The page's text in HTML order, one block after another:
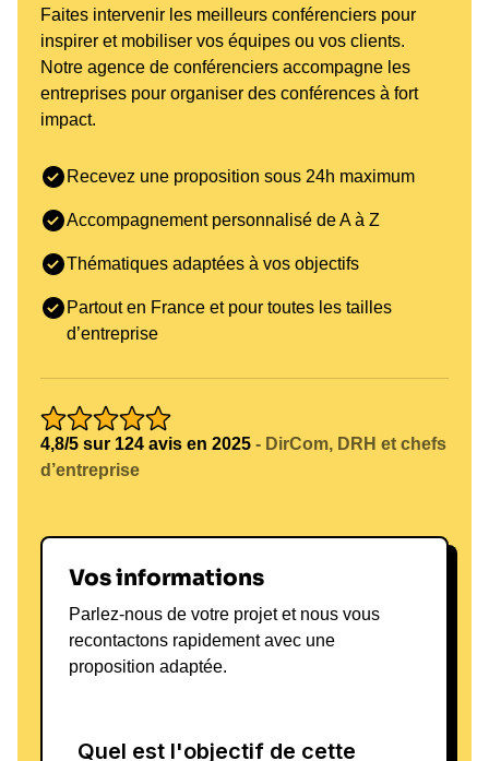
Faites intervenir les meilleurs conférenciers pour
inspirer et mobiliser vos équipes ou vos clients.
Notre agence de conférenciers accompagne les
entreprises pour organiser des conférences à fort
impact.
Recevez une proposition sous 24h maximum
Accompagnement personnalisé de A à Z
Thématiques adaptées à vos objectifs
Partout en France et pour toutes les tailles
d’entreprise
4,8/5 sur 124 avis en 2025 - DirCom, DRH et chefs
d’entreprise
Vos informations
Parlez-nous de votre projet et nous vous
recontactons rapidement avec une
proposition adaptée.